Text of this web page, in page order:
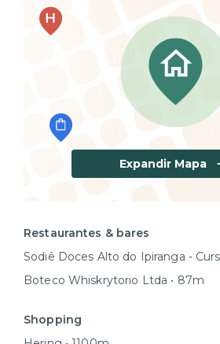
Expandir Mapa
Restaurantes & bares
Sodiê Doces Alto do Ipiranga -
Boteco Whiskrytorio Ltda • 87m
Shopping